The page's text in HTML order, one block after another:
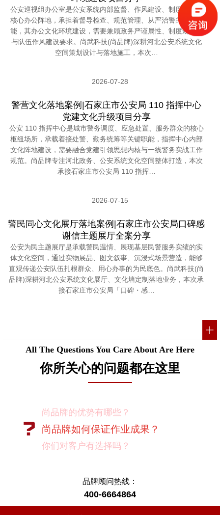
公安巡视组办公室是公安系统内部监督、作风建设、制度落实的
核心办公阵地，承担着督导检查、规范管理、从严治警的重要职
能，其办公文化环境建设，需要兼顾政务严谨属性、制度规范性
与队伍作风建设要求。尚武科技(尚品牌)深耕河北公安系统文化
空间策划设计与落地施工，本次…
2026-07-28
警营文化落地案例|石家庄市公安局 110 指挥中心
党建文化升级项目分享
公安 110 指挥中心是城市警务调度、应急处置、服务群众的核心
枢纽场所，承载着接处警、勤务统筹等关键职能，指挥中心内部
文化阵地建设，需要融合党建引领思想内核与一线警务实战工作
规范。尚品牌专注河北政务、公安系统文化空间整体打造，本次
承接石家庄市公安局 110 指挥…
2026-07-15
警民同心文化展厅落地案例|石家庄市公安局口碑感
谢信主题展厅全案分享
公安为民主题展厅是承载警民温情、展现基层民警服务实绩的实
体文化空间，通过实物展品、图文叙事、沉浸式场景营造，能够
直观传递公安队伍扎根群众、用心办事的为民底色。尚武科技(尚
品牌)深耕河北公安系统文化展厅、文化墙定制落地业务，本次承
接石家庄市公安局「口碑・感…
All The Questions You Care About Are Here
你所关心的问题都在这里
尚品牌的优势有哪些？
尚品牌如何保证作业成果？
你们对客户有选择吗？
有没有案例资料？
项目启动之前您需要给我们提供什么资
品牌顾问热线：
400-6664864